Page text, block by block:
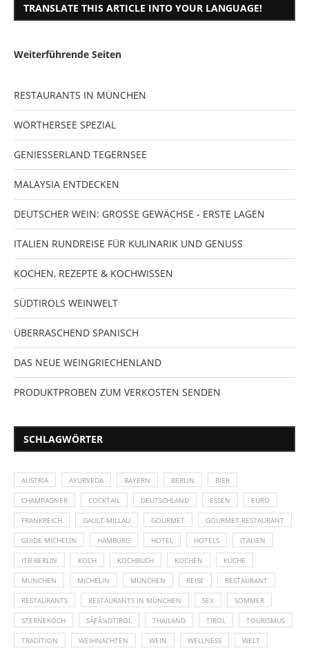
TRANSLATE THIS ARTICLE INTO YOUR LANGUAGE!
Weiterführende Seiten
RESTAURANTS IN MÜNCHEN
WÖRTHERSEE SPEZIAL
GENIESSERLAND TEGERNSEE
MALAYSIA ENTDECKEN
DEUTSCHER WEIN: GROSSE GEWÄCHSE - ERSTE LAGEN
ITALIEN RUNDREISE FÜR KULINARIK UND GENUSS
KOCHEN, REZEPTE & KOCHWISSEN
SÜDTIROLS WEINWELT
ÜBERRASCHEND SPANISCH
DAS NEUE WEINGRIECHENLAND
PRODUKTPROBEN ZUM VERKOSTEN SENDEN
SCHLAGWÖRTER
AUSTRIA AYURVEDA BAYERN BERLIN BIER
CHAMPAGNER COCKTAIL DEUTSCHLAND ESSEN EURO
FRANKREICH GAULT-MILLAU GOURMET GOURMET-RESTAURANT
GUIDE MICHELIN HAMBURG HOTEL HOTELS ITALIEN
ITB BERLIN KOCH KOCHBUCH KOCHEN KÜCHE
MÜNCHEN MICHELIN MÜNCHEN REISE RESTAURANT
RESTAURANTS RESTAURANTS IN MÜNCHEN SEX SOMMER
STERNEKOCH SÃƑÂ¼DTIROL THAILAND TIROL TOURISMUS
TRADITION WEIHNACHTEN WEIN WELLNESS WELT